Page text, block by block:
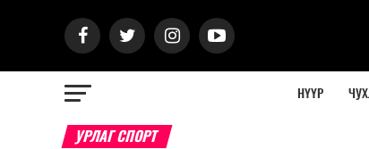
НҮҮР
УРЛАГ СПОРТ